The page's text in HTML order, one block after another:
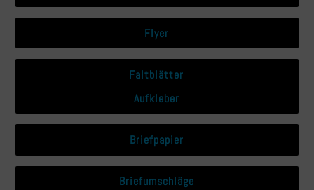
Flyer
Faltblätter
Aufkleber
Briefpapier
Briefumschläge